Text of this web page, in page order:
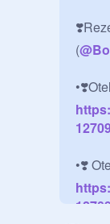
(@
•❣️